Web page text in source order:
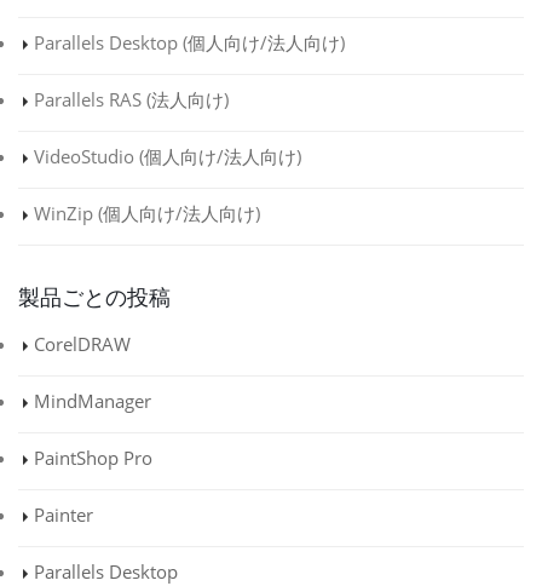
Parallels Desktop (個人向け/法人向け)
Parallels RAS (法人向け)
VideoStudio (個人向け/法人向け)
WinZip (個人向け/法人向け)
製品ごとの投稿
CorelDRAW
MindManager
PaintShop Pro
Painter
Parallels Desktop